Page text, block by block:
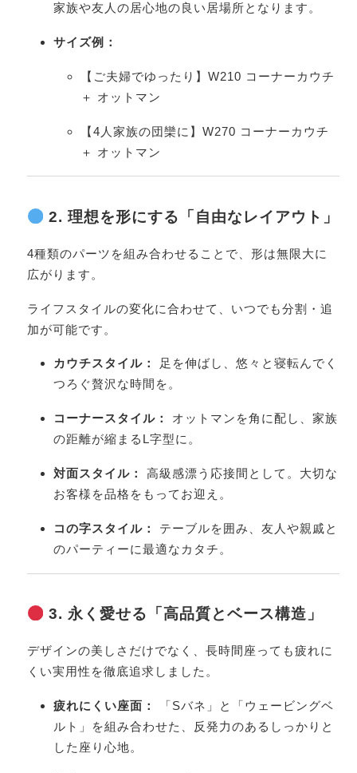
家族や友人の居心地の良い居場所となります。
サイズ例：
【ご夫婦でゆったり】W210 コーナーカウチ
＋ オットマン
【4人家族の団欒に】W270 コーナーカウチ
＋ オットマン
2. 理想を形にする「自由なレイアウト」
4種類のパーツを組み合わせることで、形は無限大に
広がります。
ライフスタイルの変化に合わせて、いつでも分割・追
加が可能です。
カウチスタイル：
足を伸ばし、悠々と寝転んでく
つろぐ贅沢な時間を。
コーナースタイル：
オットマンを角に配し、家族
の距離が縮まるL字型に。
対面スタイル：
高級感漂う応接間として。大切な
お客様を品格をもってお迎え。
コの字スタイル：
テーブルを囲み、友人や親戚と
のパーティーに最適なカタチ。
3. 永く愛せる「高品質とベース構造」
デザインの美しさだけでなく、長時間座っても疲れに
くい実用性を徹底追求しました。
疲れにくい座面：
「Sバネ」と「ウェービングベ
ルト」を組み合わせた、反発力のあるしっかりと
した座り心地。